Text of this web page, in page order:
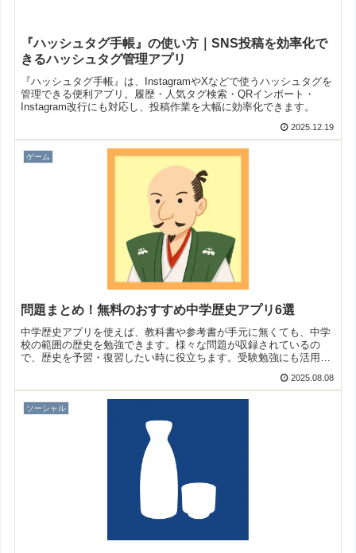
『ハッシュタグ手帳』の使い方｜SNS投稿を効率化で
きるハッシュタグ管理アプリ
『ハッシュタグ手帳』は、InstagramやXなどで使うハッシュタグを
管理できる便利アプリ。履歴・人気タグ検索・QRインポート・
Instagram改行にも対応し、投稿作業を大幅に効率化できます。
2025.12.19
ゲーム
問題まとめ！無料のおすすめ中学歴史アプリ6選
中学歴史アプリを使えば、教科書や参考書が手元に無くても、中学
校の範囲の歴史を勉強できます。様々な問題が収録されているの
で、歴史を予習・復習したい時に役立ちます。受験勉強にも活用で
2025.08.08
ソーシャル